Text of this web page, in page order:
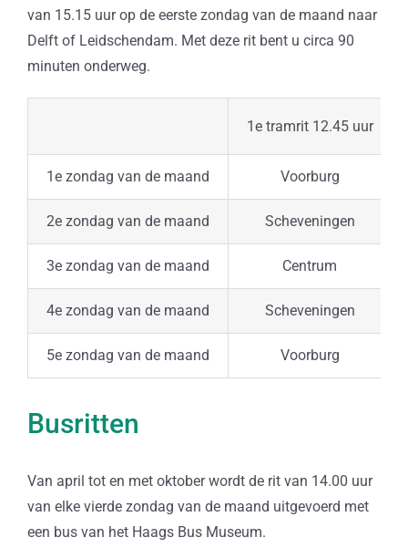
van 15.15 uur op de eerste zondag van de maand naar
Delft of Leidschendam. Met deze rit bent u circa 90
minuten onderweg.
1e tramrit 12.45 uur
1e zondag van de maand Voorburg
2e zondag van de maand Scheveningen
3e zondag van de maand Centrum
4e zondag van de maand Scheveningen
5e zondag van de maand Voorburg
Busritten
Van april tot en met oktober wordt de rit van 14.00 uur
van elke vierde zondag van de maand uitgevoerd met
een bus van het Haags Bus Museum.